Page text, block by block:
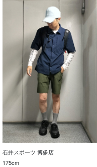
石井スポーツ 博多店
175cm